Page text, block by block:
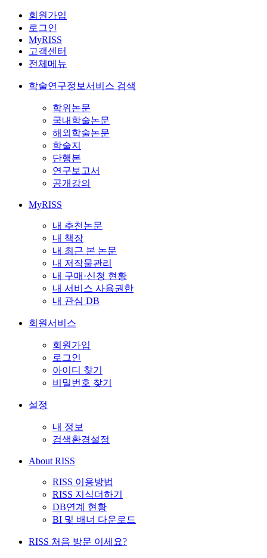
회원가입
로그인
MyRISS
고객센터
전체메뉴
학술연구정보서비스 검색
학위논문
국내학술논문
해외학술논문
학술지
단행본
연구보고서
공개강의
MyRISS
내 추천논문
내 책장
내 최근 본 논문
내 저작물관리
내 구매·신청 현황
내 서비스 사용권한
내 관심 DB
회원서비스
회원가입
로그인
아이디 찾기
비밀번호 찾기
설정
내 정보
검색환경설정
About RISS
RISS 이용방법
RISS 지식더하기
DB연계 현황
BI 및 배너 다운로드
RISS 처음 방문 이세요?